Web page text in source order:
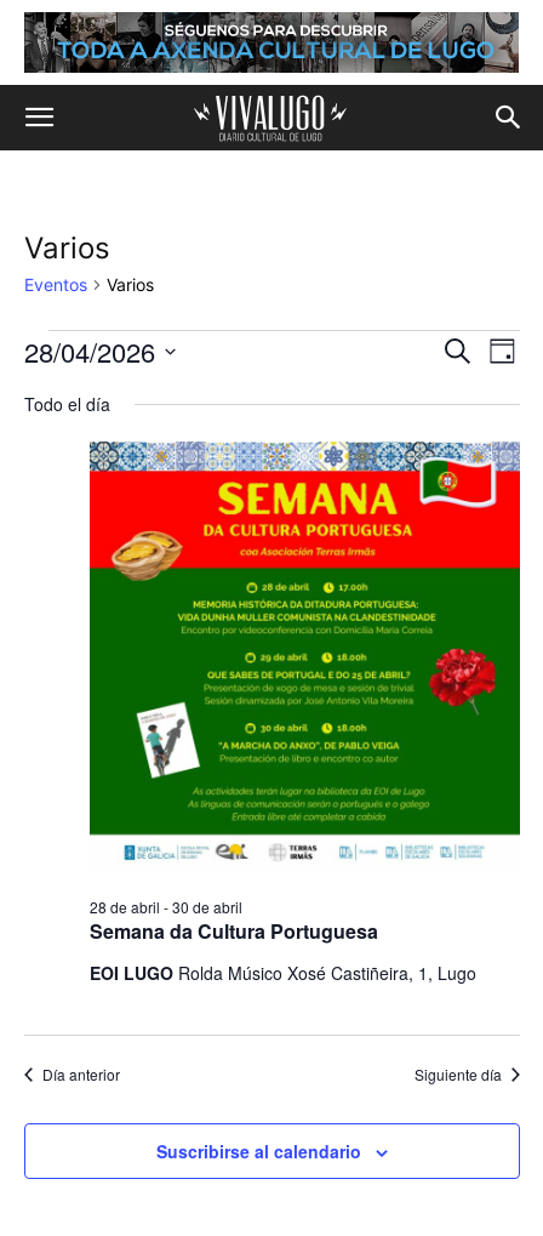
Varios
Eventos Varios
Eventos
en
de
y
Buscar
de
Día
28/04/2026
la
Todo el día
Semana da Cultura Portuguesa
28 de abril -30 de abril
EOI LUGO Rolda Músico Xosé Castiñeira, 1, Lugo
Día anterior Siguiente día
Suscribirse al calendario